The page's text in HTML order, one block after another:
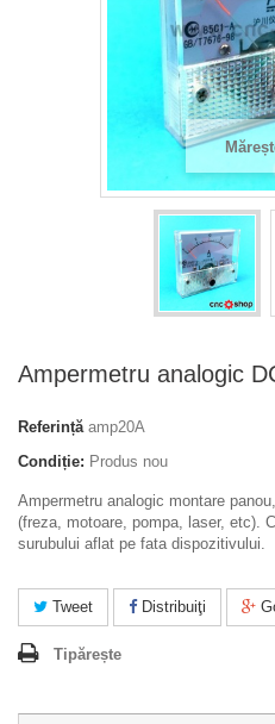
Ampermetru analogic
Referință amp20A
Condiție: Produs nou
Ampermetru analogic montare
(freza, motoare, pompa, laser, etc).
surubului aflat pe fata dispozitivului.
Tweet Distribuiţi
Tipărește